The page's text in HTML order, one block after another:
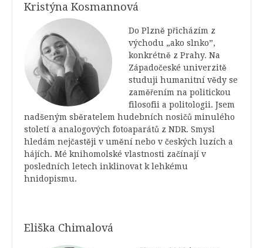
Kristýna Kosmannová
Do Plzně přicházím z
východu „ako slnko”,
konkrétně z Prahy. Na
Západočeské univerzitě
studuji humanitní vědy se
zaměřením na politickou
filosofii a politologii. Jsem
nadšeným sběratelem hudebních nosičů minulého
století a analogových fotoaparátů z NDR. Smysl
hledám nejčastěji v umění nebo v českých luzích a
hájích. Mé knihomolské vlastnosti začínají v
posledních letech inklinovat k lehkému
hnidopismu.
Eliška Chimalová